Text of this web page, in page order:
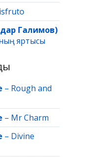
Галимов)
яртысы
– Rough and
– Mr Charm
– Divine